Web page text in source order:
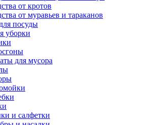
от кротов
от муравьев и тараканов
посуды
уборки
для мусора
и салфетки